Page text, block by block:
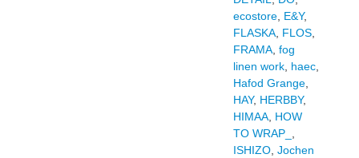
ecostore, E&Y,
FLASKA, FLOS,
FRAMA, fog
linen work, haec,
Hafod Grange,
HAY, HERBBY,
HIMAA, HOW
TO WRAP_
ISHIZO, Jochen